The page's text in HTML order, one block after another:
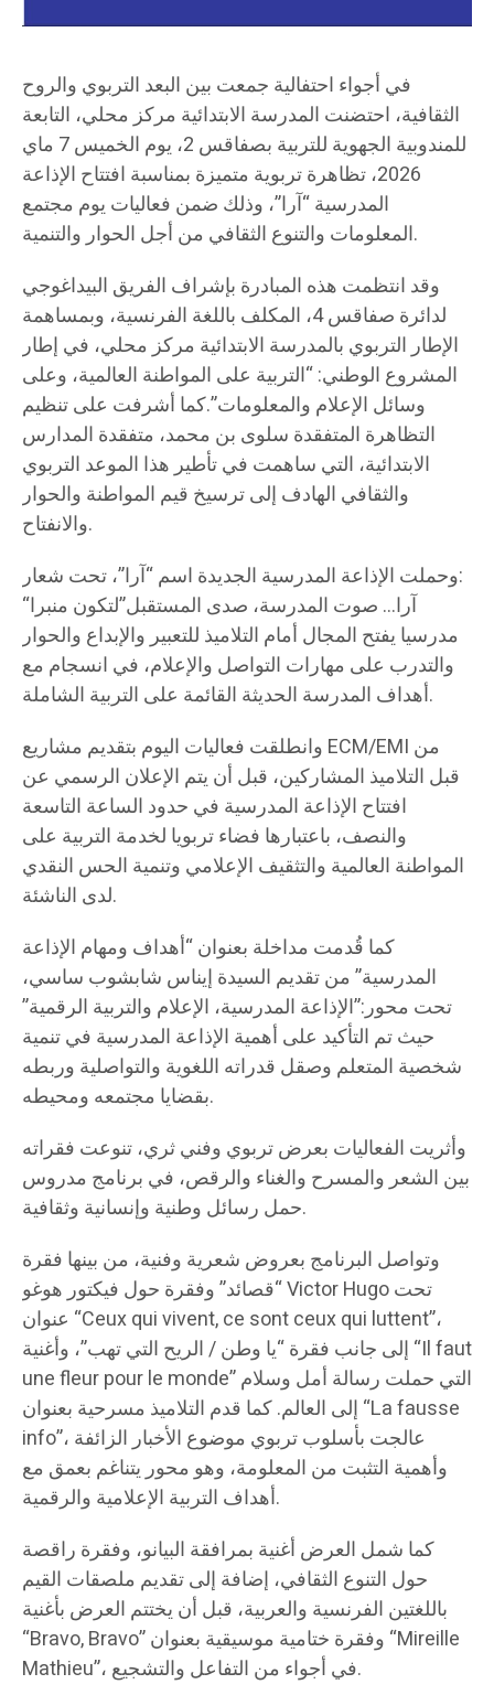
في أجواء احتفالية جمعت بين البعد التربوي والروح
الثقافية، احتضنت المدرسة الابتدائية مركز محلي، التابعة
للمندوبية الجهوية للتربية بصفاقس 2، يوم الخميس 7 ماي
2026، تظاهرة تربوية متميزة بمناسبة افتتاح الإذاعة
المدرسية “آرا”، وذلك ضمن فعاليات يوم مجتمع
المعلومات والتنوع الثقافي من أجل الحوار والتنمية.
وقد انتظمت هذه المبادرة بإشراف الفريق البيداغوجي
لدائرة صفاقس 4، المكلف باللغة الفرنسية، وبمساهمة
الإطار التربوي بالمدرسة الابتدائية مركز محلي، في إطار
المشروع الوطني: “التربية على المواطنة العالمية، وعلى
وسائل الإعلام والمعلومات”.كما أشرفت على تنظيم
التظاهرة المتفقدة سلوى بن محمد، متفقدة المدارس
الابتدائية، التي ساهمت في تأطير هذا الموعد التربوي
والثقافي الهادف إلى ترسيخ قيم المواطنة والحوار
والانفتاح.
وحملت الإذاعة المدرسية الجديدة اسم “آرا”، تحت شعار:
“آرا… صوت المدرسة، صدى المستقبل”لتكون منبرا
مدرسيا يفتح المجال أمام التلاميذ للتعبير والإبداع والحوار
والتدرب على مهارات التواصل والإعلام، في انسجام مع
أهداف المدرسة الحديثة القائمة على التربية الشاملة.
وانطلقت فعاليات اليوم بتقديم مشاريع ECM/EMI من
قبل التلاميذ المشاركين، قبل أن يتم الإعلان الرسمي عن
افتتاح الإذاعة المدرسية في حدود الساعة التاسعة
والنصف، باعتبارها فضاء تربويا لخدمة التربية على
المواطنة العالمية والتثقيف الإعلامي وتنمية الحس النقدي
لدى الناشئة.
كما قُدمت مداخلة بعنوان “أهداف ومهام الإذاعة
المدرسية” من تقديم السيدة إيناس شابشوب ساسي،
تحت محور:”الإذاعة المدرسية، الإعلام والتربية الرقمية”
حيث تم التأكيد على أهمية الإذاعة المدرسية في تنمية
شخصية المتعلم وصقل قدراته اللغوية والتواصلية وربطه
بقضايا مجتمعه ومحيطه.
وأثريت الفعاليات بعرض تربوي وفني ثري، تنوعت فقراته
بين الشعر والمسرح والغناء والرقص، في برنامج مدروس
حمل رسائل وطنية وإنسانية وثقافية.
وتواصل البرنامج بعروض شعرية وفنية، من بينها فقرة
“قصائد” وفقرة حول فيكتور هوغو Victor Hugo تحت
عنوان “Ceux qui vivent, ce sont ceux qui luttent”،
إلى جانب فقرة “يا وطن / الريح التي تهب”، وأغنية “Il faut
une fleur pour le monde” التي حملت رسالة أمل وسلام
إلى العالم. كما قدم التلاميذ مسرحية بعنوان “La fausse
info”، عالجت بأسلوب تربوي موضوع الأخبار الزائفة
وأهمية التثبت من المعلومة، وهو محور يتناغم بعمق مع
أهداف التربية الإعلامية والرقمية.
كما شمل العرض أغنية بمرافقة البيانو، وفقرة راقصة
حول التنوع الثقافي، إضافة إلى تقديم ملصقات القيم
باللغتين الفرنسية والعربية، قبل أن يختتم العرض بأغنية
“Bravo, Bravo” وفقرة ختامية موسيقية بعنوان “Mireille
Mathieu”، في أجواء من التفاعل والتشجيع.